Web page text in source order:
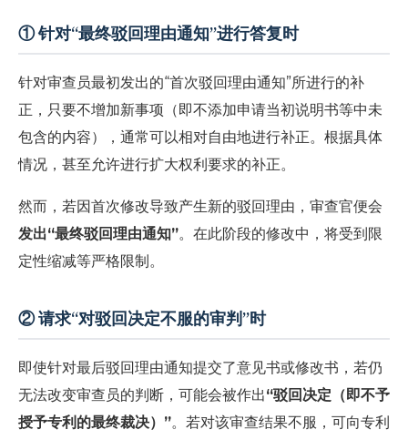
① 针对“最终驳回理由通知”进行答复时
针对审查员最初发出的“首次驳回理由通知”所进行的补
正，只要不增加新事项（即不添加申请当初说明书等中未
包含的内容），通常可以相对自由地进行补正。根据具体
情况，甚至允许进行扩大权利要求的补正。
然而，若因首次修改导致产生新的驳回理由，审查官便会
发出“最终驳回理由通知”。在此阶段的修改中，将受到限
定性缩减等严格限制。
② 请求“对驳回决定不服的审判”时
即使针对最后驳回理由通知提交了意见书或修改书，若仍
无法改变审查员的判断，可能会被作出“驳回决定（即不予
授予专利的最终裁决）”。若对该审查结果不服，可向专利